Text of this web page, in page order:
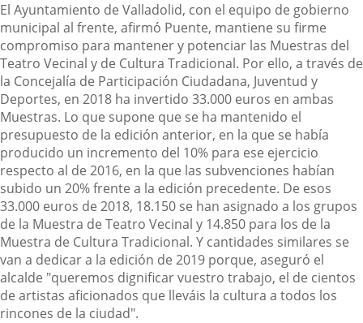
El Ayuntamiento de Valladolid, con el equipo de gobierno
municipal al frente, afirmó Puente, mantiene su firme
compromiso para mantener y potenciar las Muestras del
Teatro Vecinal y de Cultura Tradicional. Por ello, a través de
la Concejalía de Participación Ciudadana, Juventud y
Deportes, en 2018 ha invertido 33.000 euros en ambas
Muestras. Lo que supone que se ha mantenido el
presupuesto de la edición anterior, en la que se había
producido un incremento del 10% para ese ejercicio
respecto al de 2016, en la que las subvenciones habían
subido un 20% frente a la edición precedente. De esos
33.000 euros de 2018, 18.150 se han asignado a los grupos
de la Muestra de Teatro Vecinal y 14.850 para los de la
Muestra de Cultura Tradicional. Y cantidades similares se
van a dedicar a la edición de 2019 porque, aseguró el
alcalde "queremos dignificar vuestro trabajo, el de cientos
de artistas aficionados que lleváis la cultura a todos los
rincones de la ciudad".